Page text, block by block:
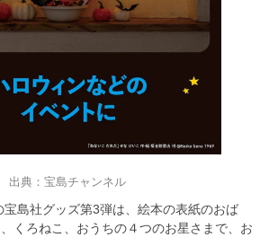
出典：宝島チャンネル
宝島社グッズ第3弾は、絵本の表紙のおば
くろねこ、おうちの４つのお星さまで、お